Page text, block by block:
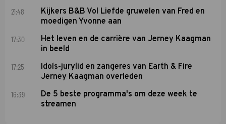
21:48
Kijkers B&B Vol Liefde gruwelen van Fred en
moedigen Yvonne aan
17:30
Het leven en de carrière van Jerney Kaagman
in beeld
17:25
Idols-jurylid en zangeres van Earth & Fire
Jerney Kaagman overleden
16:39
De 5 beste programma's om deze week te
streamen